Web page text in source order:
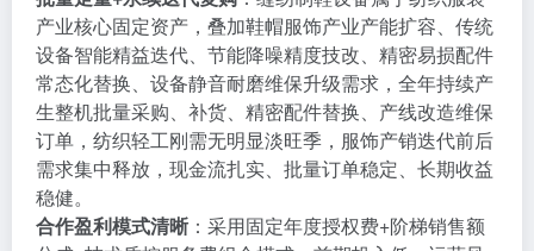
产业核心固定资产，叠加鞋帽服饰产业产能扩容、传统
设备智能精益迭代、节能降噪精度技改、精密易损配件
常态化替换、设备静音耐磨维保升级需求，全年持续产
生整机批量采购、补货、精密配件替换、产线改造维保
订单，纺织轻工刚需无明显淡旺季，服饰产销迭代前后
需求集中释放，现金流扎实、批量订单稳定、长期收益
稳健。
合作盈利模式清晰 ：采用固定年度授权费+阶梯销售额